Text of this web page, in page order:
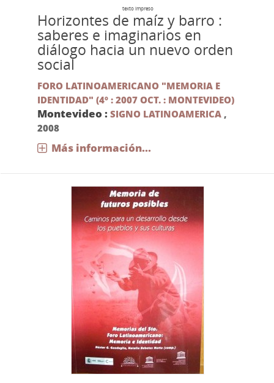
texto impreso
Horizontes de maíz y barro :
saberes e imaginarios en
diálogo hacia un nuevo orden
social
FORO LATINOAMERICANO "MEMORIA E
IDENTIDAD" (4º : 2007 OCT. : MONTEVIDEO)
Montevideo : SIGNO LATINOAMERICA,
2008
Más información...